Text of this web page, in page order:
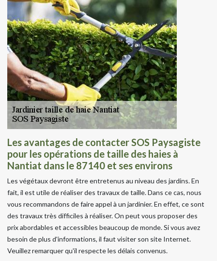
Les avantages de contacter SOS Paysagiste
pour les opérations de taille des haies à
Nantiat dans le 87140 et ses environs
Les végétaux devront être entretenus au niveau des jardins. En
fait, il est utile de réaliser des travaux de taille. Dans ce cas, nous
vous recommandons de faire appel à un jardinier. En effet, ce sont
des travaux très difficiles à réaliser. On peut vous proposer des
prix abordables et accessibles beaucoup de monde. Si vous avez
besoin de plus d'informations, il faut visiter son site Internet.
Veuillez remarquer qu'il respecte les délais convenus.